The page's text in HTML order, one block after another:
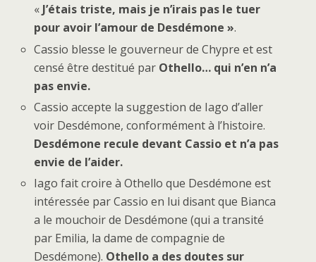
«J’étais triste, mais je n’irais pas le tuer
pour avoir l’amour de Desdémone ».
Cassio blesse le gouverneur de Chypre et est
censé être destitué par Othello… qui n’en n’a
pas envie.
Cassio accepte la suggestion de Iago d’aller
voir Desdémone, conformément à l’histoire.
Desdémone recule devant Cassio et n’a pas
envie de l’aider.
Iago fait croire à Othello que Desdémone est
intéressée par Cassio en lui disant que Bianca
a le mouchoir de Desdémone (qui a transité
par Emilia, la dame de compagnie de
Desdémone). Othello a des doutes sur